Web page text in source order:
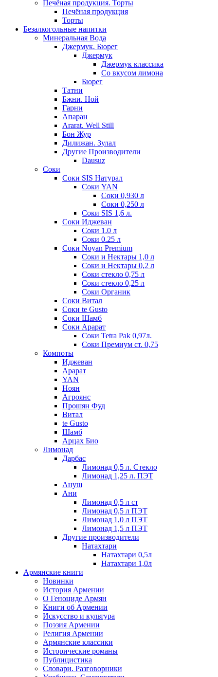
Печёная продукция. Торты
Печёная продукция
Торты
Безалкогольные напитки
Минеральная Вода
Джермук. Бюрег
Джермук
Джермук классика
Со вкусом лимона
Бюрег
Татни
Бжни. Ной
Гарни
Апаран
Ararat. Well Still
Бон Жур
Дилижан. Зулал
Другие Производители
Dausuz
Соки
Соки SIS Натурал
Соки YAN
Соки 0,930 л
Соки 0,250 л
Соки SIS 1,6 л.
Соки Иджеван
Соки 1.0 л
Соки 0.25 л
Соки Noyan Premium
Соки и Нектары 1,0 л
Соки и Нектары 0,2 л
Соки стекло 0,75 л
Соки стекло 0,25 л
Соки Органик
Соки Витал
Соки te Gusto
Соки Шамб
Соки Арарат
Соки Tetra Pak 0,97л.
Соки Премиум ст. 0,75
Компоты
Иджеван
Арарат
YAN
Ноян
Агроянс
Прошян Фуд
Витал
te Gusto
Шамб
Арцах Био
Лимонад
Дарбас
Лимонад 0,5 л. Стекло
Лимонад 1,25 л. ПЭТ
Ануш
Ани
Лимонад 0,5 л ст
Лимонад 0,5 л ПЭТ
Лимонад 1,0 л ПЭТ
Лимонад 1,5 л ПЭТ
Другие производители
Натахтари
Натахтари 0,5л
Натахтари 1,0л
Армянские книги
Новинки
История Армении
О Геноциде Армян
Книги об Армении
Иcкусство и культура
Поэзия Армении
Религия Армении
Армянские классики
Исторические романы
Публицистика
Словари. Разговорники